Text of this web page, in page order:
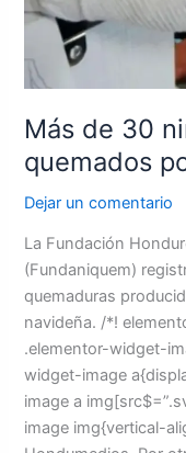
Más de 30
quemados
Dejar un comentario
La Fundación
(Fundaniquem)
quemaduras
navideña. /*!
.elementor-widget-
widget-image
image a
image img{vertical-
quemados
pólvora
en
Navidad